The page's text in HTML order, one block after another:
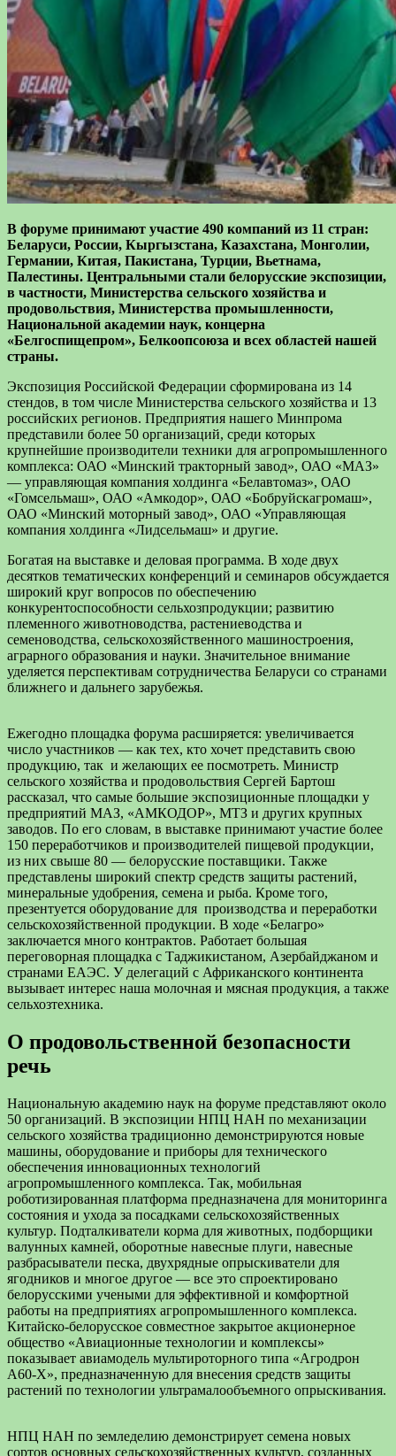
В форуме принимают участие 490 компаний из 11 стран:
Беларуси, России, Кыргызстана, Казахстана, Монголии,
Германии, Китая, Пакистана, Турции, Вьетнама,
Палестины. Центральными стали белорусские экспозиции,
в частности, Министерства сельского хозяйства и
продовольствия, Министерства промышленности,
Национальной академии наук, концерна
«Белгоспищепром», Белкоопсоюза и всех областей нашей
страны.
Экспозиция Российской Федерации сформирована из 14
стендов, в том числе Министерства сельского хозяйства и 13
российских регионов. Предприятия нашего Минпрома
представили более 50 организаций, среди которых
крупнейшие производители техники для агропромышленного
комплекса: ОАО «Минский тракторный завод», ОАО «МАЗ»
— управляющая компания холдинга «Белавтомаз», ОАО
«Гомсельмаш», ОАО «Амкодор», ОАО «Бобруйскагромаш»,
ОАО «Минский моторный завод», ОАО «Управляющая
компания холдинга «Лидсельмаш» и другие.
Богатая на выставке и деловая программа. В ходе двух
десятков тематических конференций и семинаров обсуждается
широкий круг вопросов по обеспечению
конкурентоспособности сельхозпродукции; развитию
племенного животноводства, растениеводства и
семеноводства, сельскохозяйственного машиностроения,
аграрного образования и науки. Значительное внимание
уделяется перспективам сотрудничества Беларуси со странами
ближнего и дальнего зарубежья.
Ежегодно площадка форума расширяется: увеличивается
число участников — как тех, кто хочет представить свою
продукцию, так и желающих ее посмотреть. Министр
сельского хозяйства и продовольствия Сергей Бартош
рассказал, что самые большие экспозиционные площадки у
предприятий МАЗ, «АМКОДОР», МТЗ и других крупных
заводов. По его словам, в выставке принимают участие более
150 переработчиков и производителей пищевой продукции,
из них свыше 80 — белорусские поставщики. Также
представлены широкий спектр средств защиты растений,
минеральные удобрения, семена и рыба. Кроме того,
презентуется оборудование для производства и переработки
сельскохозяйственной продукции. В ходе «Белагро»
заключается много контрактов. Работает большая
переговорная площадка с Таджикистаном, Азербайджаном и
странами ЕАЭС. У делегаций с Африканского континента
вызывает интерес наша молочная и мясная продукция, а также
сельхозтехника.
О продовольственной безопасности
речь
Национальную академию наук на форуме представляют около
50 организаций. В экспозиции НПЦ НАН по механизации
сельского хозяйства традиционно демонстрируются новые
машины, оборудование и приборы для технического
обеспечения инновационных технологий
агропромышленного комплекса. Так, мобильная
роботизированная платформа предназначена для мониторинга
состояния и ухода за посадками сельскохозяйственных
культур. Подталкиватели корма для животных, подборщики
валунных камней, оборотные навесные плуги, навесные
разбрасыватели песка, двухрядные опрыскиватели для
ягодников и многое другое — все это спроектировано
белорусскими учеными для эффективной и комфортной
работы на предприятиях агропромышленного комплекса.
Китайско-белорусское совместное закрытое акционерное
общество «Авиационные технологии и комплексы»
показывает авиамодель мультироторного типа «Агродрон
А60-Х», предназначенную для внесения средств защиты
растений по технологии ультрамалообъемного опрыскивания.
НПЦ НАН по земледелию демонстрирует семена новых
сортов основных сельскохозяйственных культур, созданных